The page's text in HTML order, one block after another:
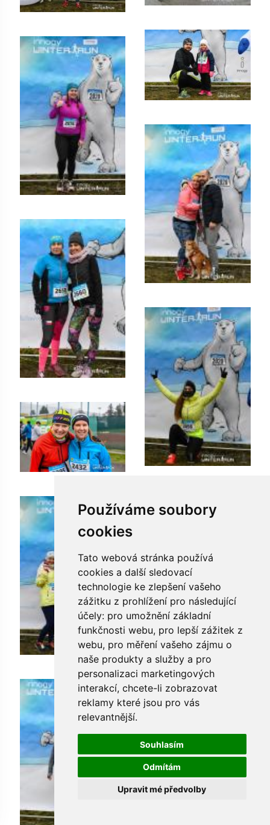
Používáme soubory
cookies
Tato webová stránka používá
cookies a další sledovací
technologie ke zlepšení vašeho
zážitku z prohlížení pro následující
účely: pro umožnění základní
funkčnosti webu, pro lepší zážitek z
webu, pro měření vašeho zájmu o
naše produkty a služby a pro
personalizaci marketingových
interakcí, chcete-li zobrazovat
reklamy které jsou pro vás
relevantnější.
Souhlasím
Odmítám
Upravit mé předvolby